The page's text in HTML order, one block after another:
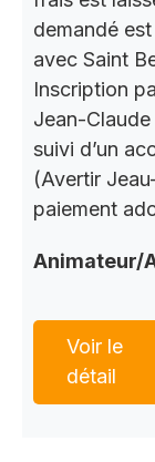
demandé
avec Saint
Inscription
Jean-
suivi d’un
(Avertir
paiement
Animateur/
Voir le
détail